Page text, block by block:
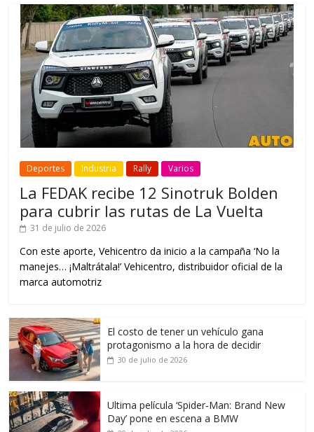
Deportes Industria Rally Varios
La FEDAK recibe 12 Sinotruk Bolden
para cubrir las rutas de La Vuelta
31 de julio de 2026
Con este aporte, Vehicentro da inicio a la campaña ‘No la
manejes… ¡Maltrátala!’ Vehicentro, distribuidor oficial de la
marca automotriz
El costo de tener un vehículo gana
protagonismo a la hora de decidir
30 de julio de 2026
Ultima película ‘Spider‑Man: Brand New
Day’ pone en escena a BMW